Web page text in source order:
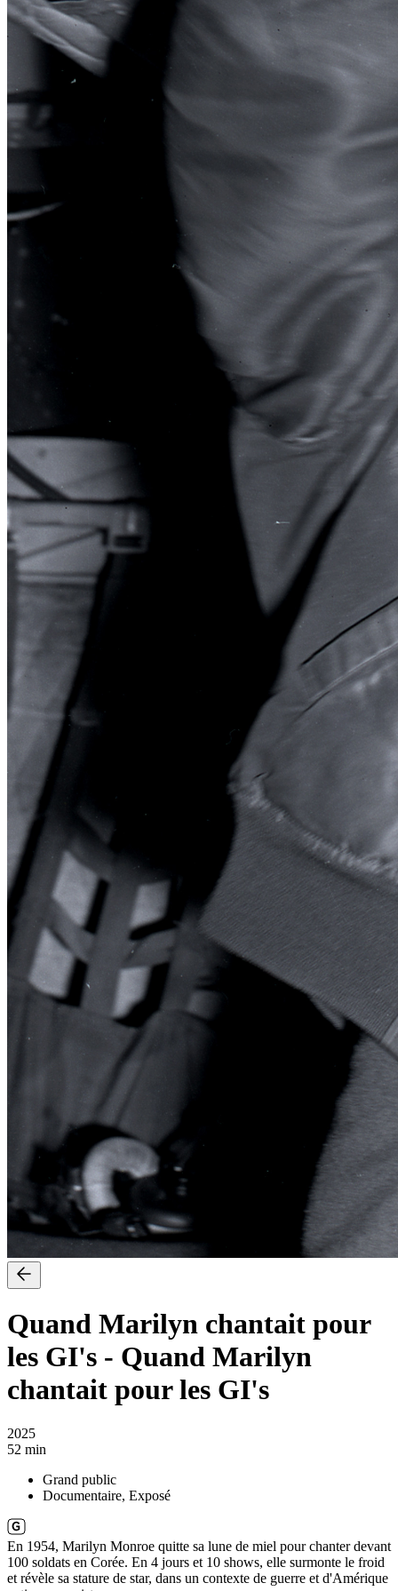
Quand Marilyn chantait pour
les GI's - Quand Marilyn
chantait pour les GI's
2025
52 min
Grand public
Documentaire, Exposé
En 1954, Marilyn Monroe quitte sa lune de miel pour chanter devant
100 soldats en Corée. En 4 jours et 10 shows, elle surmonte le froid
et révèle sa stature de star, dans un contexte de guerre et d'Amérique